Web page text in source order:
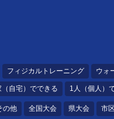
フィジカルトレーニング ウォ
（自宅）でできる 1人（個人）
の他 全国大会 県大会 市